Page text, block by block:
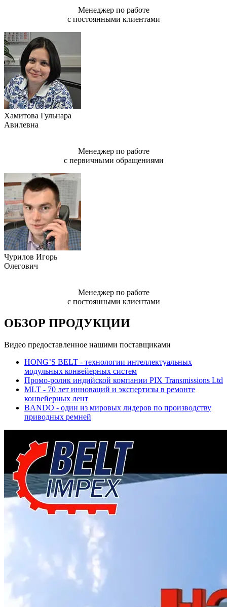
Менеджер по работе
с постоянными клиентами
Хамитова Гульнара
Авилевна
Менеджер по работе
с первичными обращениями
Чурилов Игорь
Олегович
Менеджер по работе
с постоянными клиентами
ОБЗОР ПРОДУКЦИИ
Видео предоставленное нашими поставщиками
HONG’S BELT - технологии интеллектуальных
модульных конвейерных систем
Промо-ролик индийской компании PIX Transmissions Ltd
MLT - 70 лет инноваций и экспертизы в ремонте
конвейерных лент
BANDO - один из мировых лидеров по производству
приводных ремней